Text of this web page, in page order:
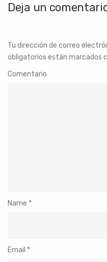
Deja un
Tu dirección de correo
obligatorios están marcados
Comentario
Name *
Email *